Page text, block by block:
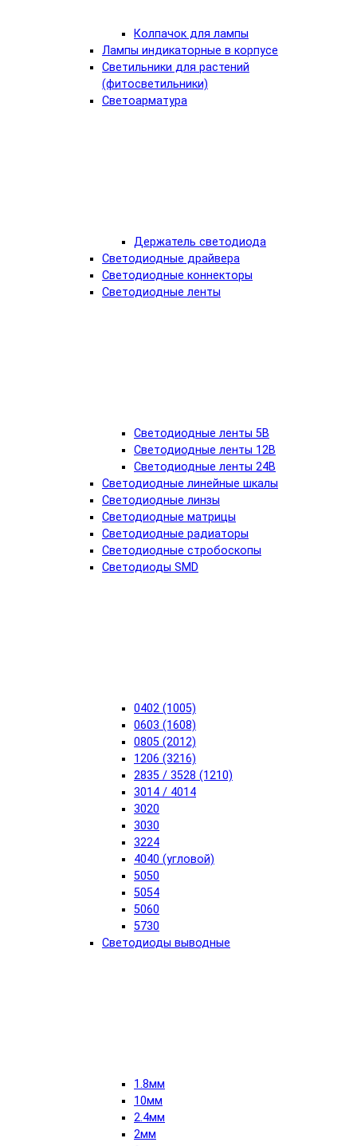
Колпачок для лампы
Лампы индикаторные в корпусе
Светильники для растений
(фитосветильники)
Светоарматура
Держатель светодиода
Светодиодные драйвера
Светодиодные коннекторы
Светодиодные ленты
Светодиодные ленты 5В
Светодиодные ленты 12В
Светодиодные ленты 24В
Светодиодные линейные шкалы
Светодиодные линзы
Светодиодные матрицы
Светодиодные радиаторы
Светодиодные стробоскопы
Светодиоды SMD
0402 (1005)
0603 (1608)
0805 (2012)
1206 (3216)
2835 / 3528 (1210)
3014 / 4014
3020
3030
3224
4040 (угловой)
5050
5054
5060
5730
Светодиоды выводные
1.8мм
10мм
2.4мм
2мм